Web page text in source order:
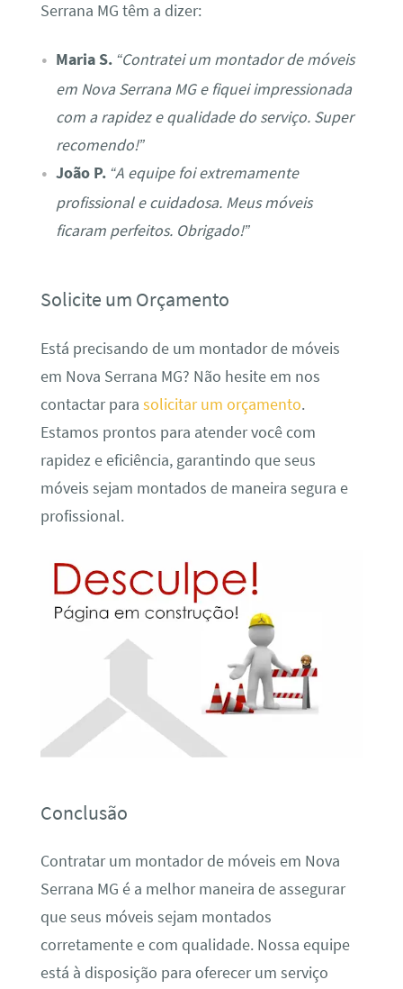
Serrana MG têm a dizer:
Maria S. “Contratei um montador de móveis
em Nova Serrana MG e fiquei impressionada
com a rapidez e qualidade do serviço. Super
recomendo!”
João P. “A equipe foi extremamente
profissional e cuidadosa. Meus móveis
ficaram perfeitos. Obrigado!”
Solicite um Orçamento
Está precisando de um montador de móveis
em Nova Serrana MG? Não hesite em nos
contactar para solicitar um orçamento.
Estamos prontos para atender você com
rapidez e eficiência, garantindo que seus
móveis sejam montados de maneira segura e
profissional.
Conclusão
Contratar um montador de móveis em Nova
Serrana MG é a melhor maneira de assegurar
que seus móveis sejam montados
corretamente e com qualidade. Nossa equipe
está à disposição para oferecer um serviço